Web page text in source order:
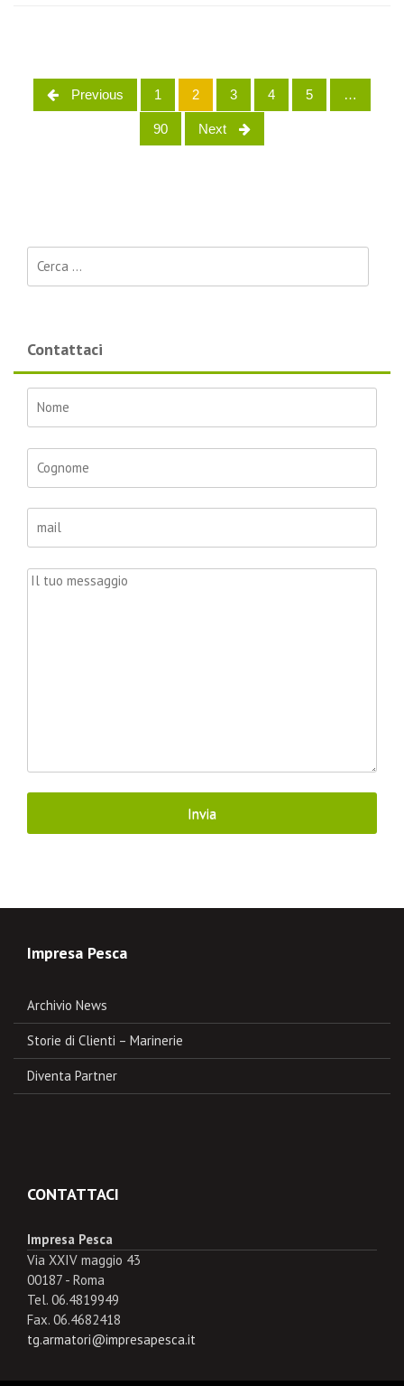
Posts navigation
Previous 1 2 3 4 5 …
90 Next
Contattaci
Impresa Pesca
Archivio News
Storie di Clienti – Marinerie
Diventa Partner
CONTATTACI
Impresa Pesca
Via XXIV maggio 43
00187 - Roma
Tel. 06.4819949
Fax. 06.4682418
tg.armatori@impresapesca.it